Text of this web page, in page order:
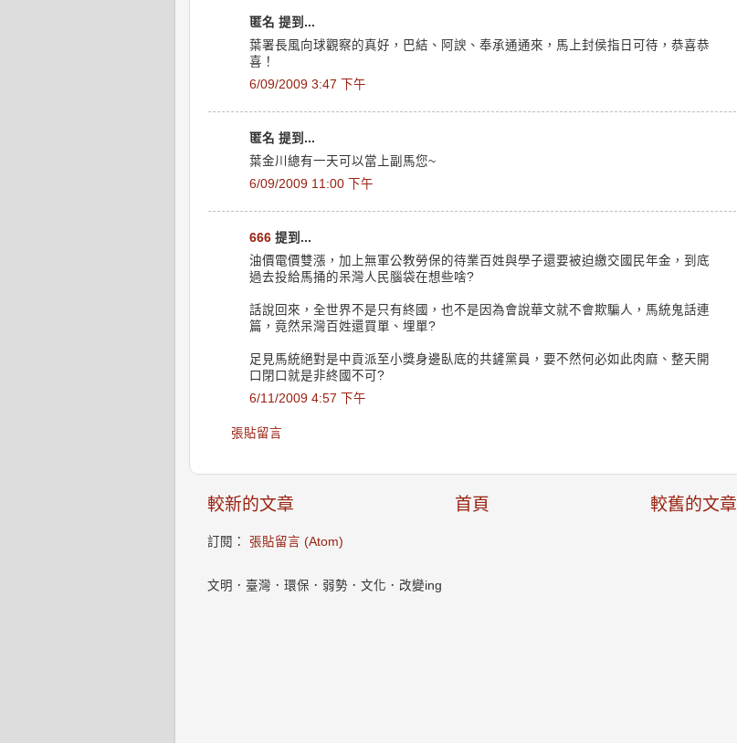
匿名 提到...
葉署長風向球觀察的真好，巴結、阿諛、奉承通通來，馬上封侯指日可待，恭喜恭
喜！
6/09/2009 3:47 下午
匿名 提到...
葉金川總有一天可以當上副馬您~
6/09/2009 11:00 下午
666 提到...
油價電價雙漲，加上無軍公教勞保的待業百姓與學子還要被迫繳交國民年金，到底
過去投給馬捅的呆灣人民腦袋在想些啥?
話說回來，全世界不是只有終國，也不是因為會說華文就不會欺騙人，馬統鬼話連
篇，竟然呆灣百姓還買單、埋單?
足見馬統絕對是中貢派至小獎身邊臥底的共鏟黨員，要不然何必如此肉麻、整天開
口閉口就是非終國不可?
6/11/2009 4:57 下午
張貼留言
較新的文章 較舊的文章
首頁
訂閱： 張貼留言 (Atom)
文明．臺灣．環保．弱勢．文化．改變ing